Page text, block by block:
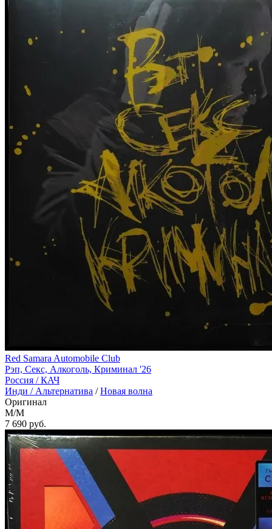
Red Samara Automobile Club
Рэп, Секс, Алкоголь, Криминал '26
Россия /КАЧ
Инди / Альтернатива /Новая волна
Оригинал
M/M
7 690 руб.